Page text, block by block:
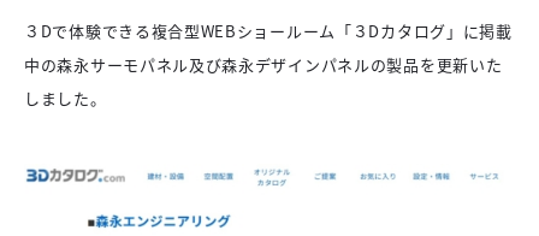
３Dで体験できる複合型WEBショールーム「３Dカタログ」に掲載
中の森永サーモパネル及び森永デザインパネルの製品を更新いた
しました。